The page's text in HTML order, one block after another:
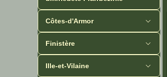
Côtes-d'Armor
Finistère
Ille-et-Vilaine